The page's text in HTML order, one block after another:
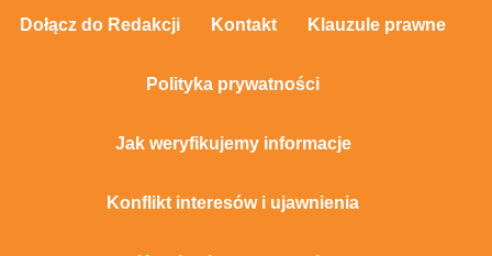
Dołącz do Redakcji Kontakt Klauzule prawne
Polityka prywatności
Jak weryfikujemy informacje
Konflikt interesów i ujawnienia